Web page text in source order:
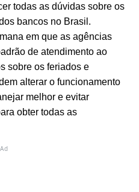
todas as dúvidas sobre os
bancos no Brasil.
em que as agências
de atendimento ao
sobre os feriados e
alterar o funcionamento
melhor e evitar
obter todas as
Ad